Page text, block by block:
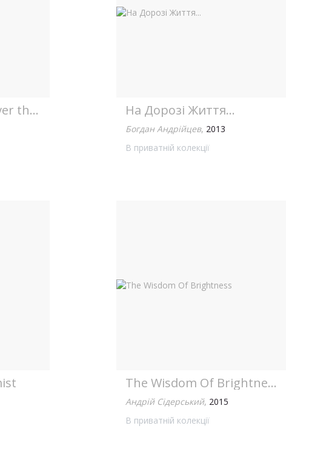
th... На Дорозі Життя...
Богдан Андрійцев, 2013
В приватній колекції
The Wisdom Of Brightness
Андрій Сідерський, 2015
В приватній колекції